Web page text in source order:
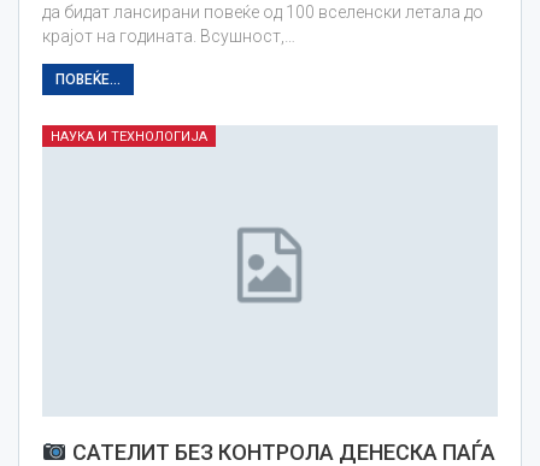
да бидат лансирани повеќе од 100 вселенски летала до
крајот на годината. Всушност,…
ПОВЕЌЕ...
НАУКА И ТЕХНОЛОГИЈА
САТЕЛИТ БЕЗ КОНТРОЛА ДЕНЕСКА ПАЃА